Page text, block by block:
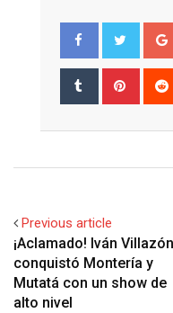
Tumblr
Previous article
¡Aclamado! Iván Villazón
conquistó Montería y
Mutatá con un show de
alto nivel